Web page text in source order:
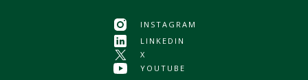
INSTAGRAM
LINKEDIN
X
YOUTUBE